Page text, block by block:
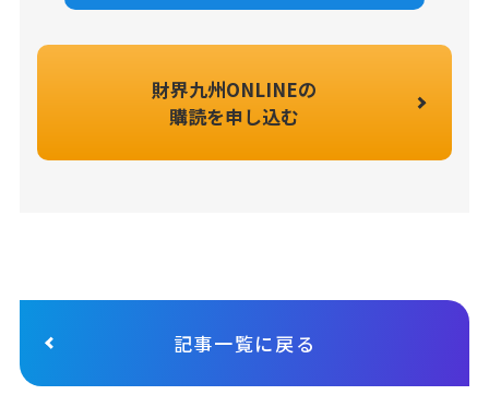
財界九州ONLINEの
購読を申し込む
記事一覧に戻る